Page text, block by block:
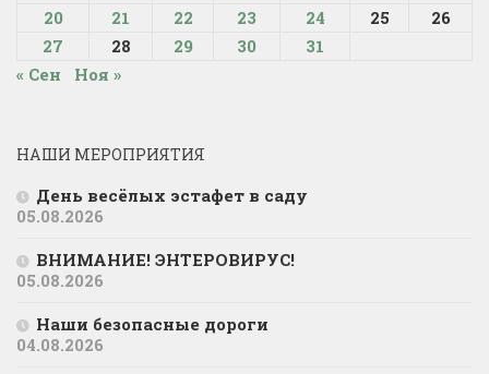
20
21 22 23 24 25
26
27
28 29 30
31
« Сен
Ноя »
НАШИ МЕРОПРИЯТИЯ
День весёлых эстафет в саду
05.08.2026
ВНИМАНИЕ! ЭНТЕРОВИРУС!
05.08.2026
Наши безопасные дороги
04.08.2026